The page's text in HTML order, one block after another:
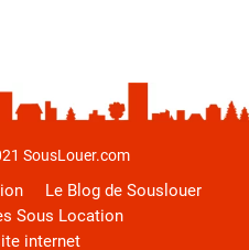
SousLouer.com
Le Blog de Souslouer
Sous Location
internet